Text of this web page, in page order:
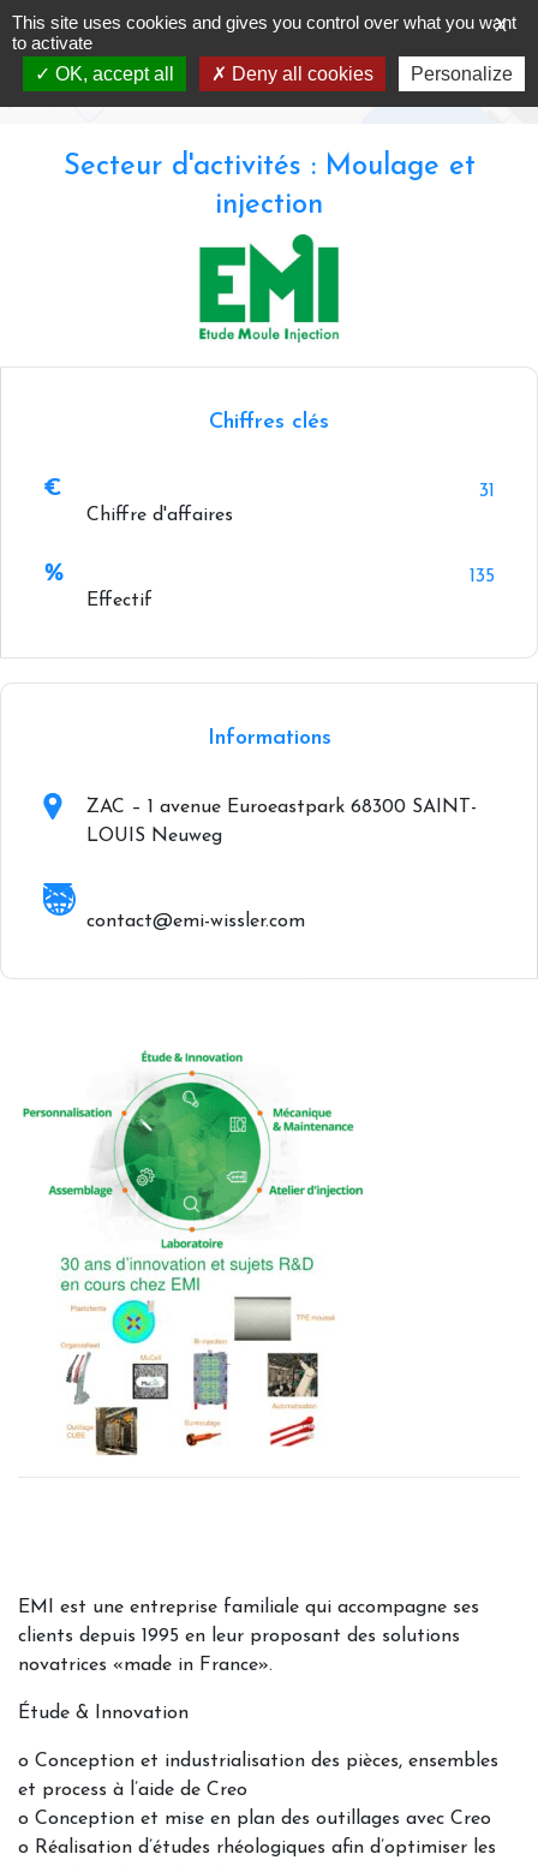
Skip
to
content
EMI
Accueil- Annuaire - EMI
Secteur d'activités : Moulage et
injection
Chiffres clés
Chiffre d'affaires
31
Effectif
135
+
Informations
ZAC – 1 avenue Euroeastpark 68300 SAINT-
LOUIS Neuweg
contact@emi-wissler.com
EMI est une entreprise familiale qui accompagne ses
clients depuis 1995 en leur proposant des solutions
novatrices «made in France».
Étude & Innovation
o Conception et industrialisation des pièces, ensembles
et process à l’aide de Creo
o Conception et mise en plan des outillages avec Creo
o Réalisation d’études rhéologiques afin d’optimiser les
X
This site uses cookies and gives you control over what you want
to activate
OK, accept all
Deny all cookies Personalize